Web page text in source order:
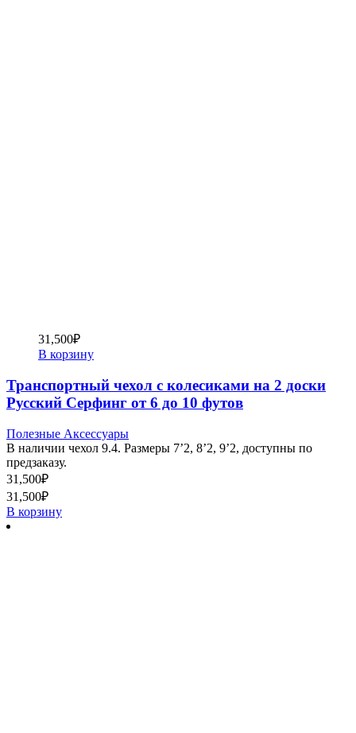
31,500₽
В корзину
Транспортный чехол с колесиками на 2 доски
Русский Серфинг от 6 до 10 футов
Полезные Аксессуары
В наличии чехол 9.4. Размеры 7’2, 8’2, 9’2, доступны по
предзаказу.
31,500₽
31,500₽
В корзину